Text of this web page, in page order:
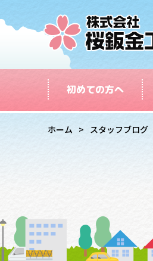
初めての方へ
ホーム スタッフブログ